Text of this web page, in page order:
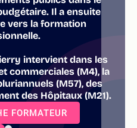
Il a ensuite
vers la formation
intervient dans les
commerciales (M4), la
(M57), des
des Hôpitaux (M21).
FORMATEUR